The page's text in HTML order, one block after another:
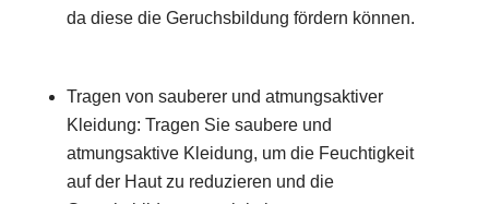
da diese die Geruchsbildung fördern können.
Tragen von sauberer und atmungsaktiver
Kleidung: Tragen Sie saubere und
atmungsaktive Kleidung, um die Feuchtigkeit
auf der Haut zu reduzieren und die